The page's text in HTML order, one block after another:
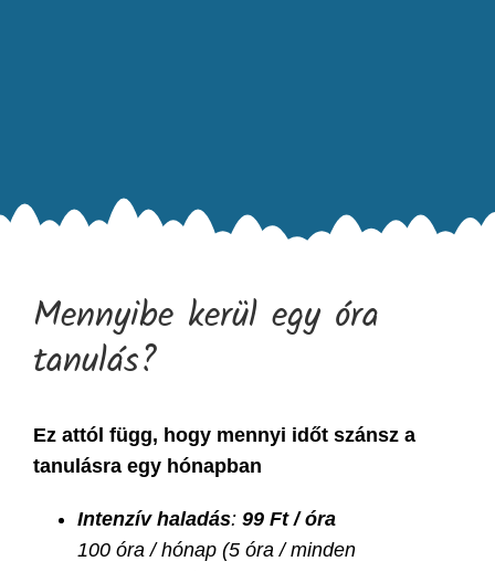
Mennyibe kerül egy óra
tanulás?
Ez attól függ, hogy mennyi időt szánsz a
tanulásra egy hónapban
Intenzív haladás: 99 Ft / óra
100 óra / hónap (5 óra / minden